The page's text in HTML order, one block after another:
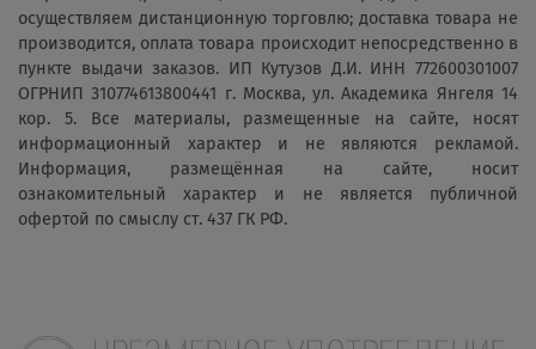
осуществляем дистанционную торговлю; доставка товара не
производится, оплата товара происходит непосредственно в
пункте выдачи заказов. ИП Кутузов Д.И. ИНН 772600301007
ОГРНИП 310774613800441 г. Москва, ул. Академика Янгеля 14
кор. 5. Все материалы, размещенные на сайте, носят
информационный характер и не являются рекламой.
Информация, размещённая на сайте, носит
ознакомительный характер и не является публичной
офертой по смыслу ст. 437 ГК РФ.